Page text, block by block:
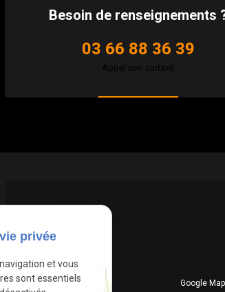
Besoin de renseignements
03 66 88 36 39
Appel non surtaxé
Google
privée
et vous
sont essentiels